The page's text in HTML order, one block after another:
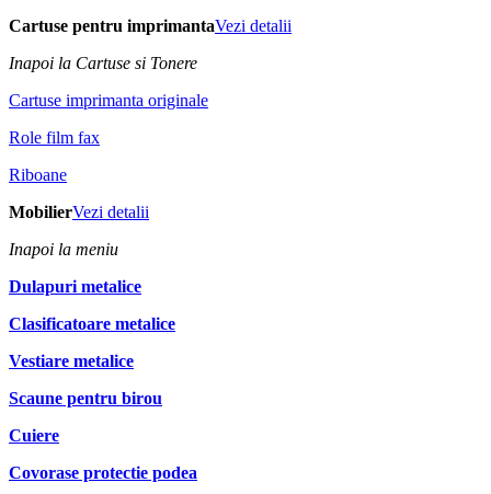
Cartuse pentru imprimantaVezi detalii
Inapoi la Cartuse si Tonere
Cartuse imprimanta originale
Role film fax
Riboane
MobilierVezi detalii
Inapoi la meniu
Dulapuri metalice
Clasificatoare metalice
Vestiare metalice
Scaune pentru birou
Cuiere
Covorase protectie podea